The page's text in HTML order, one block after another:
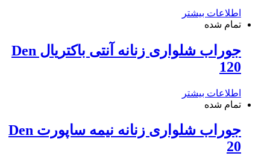
اطلاعات بیشتر
تمام شده
جوراب شلواری زنانه آنتی باکتریال Den
120
اطلاعات بیشتر
تمام شده
جوراب شلواری زنانه نیمه ساپورت Den
20